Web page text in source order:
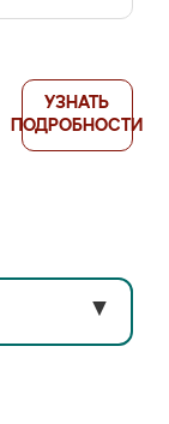
УЗНАТЬ
ПОДРОБНОСТИ
▼